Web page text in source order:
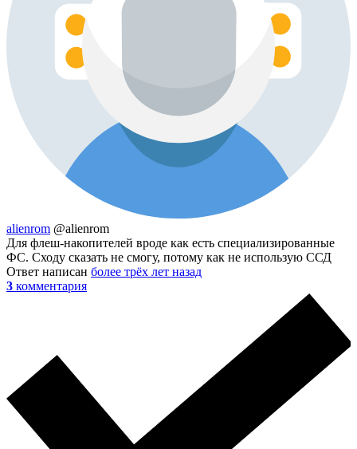
alienrom @alienrom
Для флеш-накопителей вроде как есть специализированные
ФС. Сходу сказать не смогу, потому как не использую ССД
Ответ написан более трёх лет назад
3 комментария